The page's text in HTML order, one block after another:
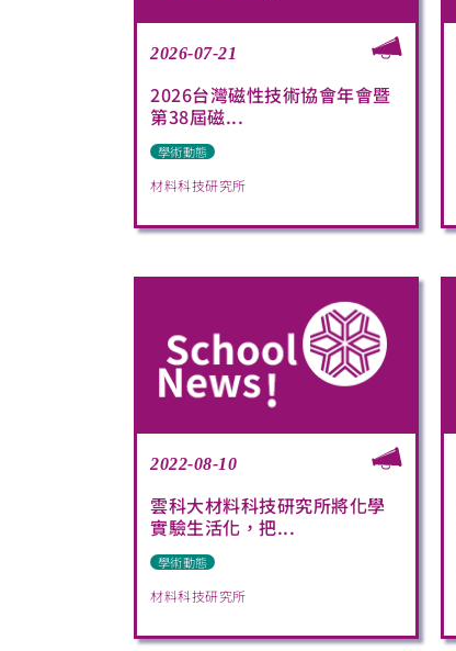
2026-07-21
2026台灣磁性技術協會年會暨
第38屆磁...
學術動態
材料科技研究所
2022-08-10
雲科大材料科技研究所將化學
實驗生活化，把...
學術動態
材料科技研究所